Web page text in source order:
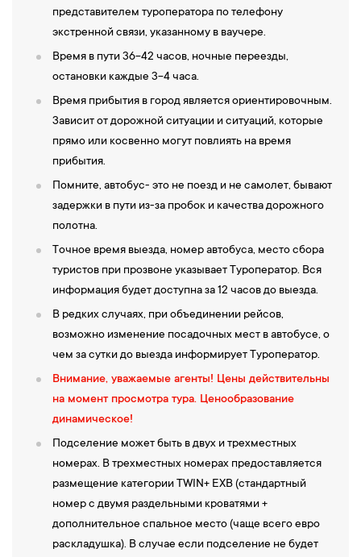
представителем туроператора по телефону
экстренной связи, указанному в ваучере.
Время в пути 36-42 часов, ночные переезды,
остановки каждые 3-4 часа.
Время прибытия в город является ориентировочным.
Зависит от дорожной ситуации и ситуаций, которые
прямо или косвенно могут повлиять на время
прибытия.
Помните, автобус- это не поезд и не самолет, бывают
задержки в пути из-за пробок и качества дорожного
полотна.
Точное время выезда, номер автобуса, место сбора
туристов при прозвоне указывает Туроператор. Вся
информация будет доступна за 12 часов до выезда.
В редких случаях, при объединении рейсов,
возможно изменение посадочных мест в автобусе, о
чем за сутки до выезда информирует Туроператор.
Внимание, уважаемые агенты! Цены действительны
на момент просмотра тура. Ценообразование
динамическое!
Подселение может быть в двух и трехместных
номерах. В трехместных номерах предоставляется
размещение категории TWIN+ EXB (стандартный
номер с двумя раздельными кроватями +
дополнительное спальное место (чаще всего евро
раскладушка). В случае если подселение не будет